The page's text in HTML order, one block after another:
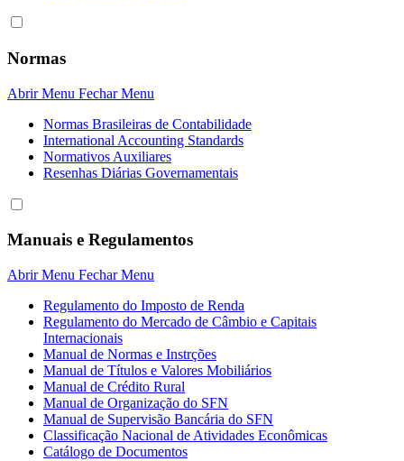
Normas
Abrir Menu Fechar Menu
Normas Brasileiras de Contabilidade
International Accounting Standards
Normativos Auxiliares
Resenhas Diárias Governamentais
Manuais e Regulamentos
Abrir Menu Fechar Menu
Regulamento do Imposto de Renda
Regulamento do Mercado de Câmbio e Capitais
Internacionais
Manual de Normas e Instrções
Manual de Títulos e Valores Mobiliários
Manual de Crédito Rural
Manual de Organização do SFN
Manual de Supervisão Bancária do SFN
Classificação Nacional de Atividades Econômicas
Catálogo de Documentos